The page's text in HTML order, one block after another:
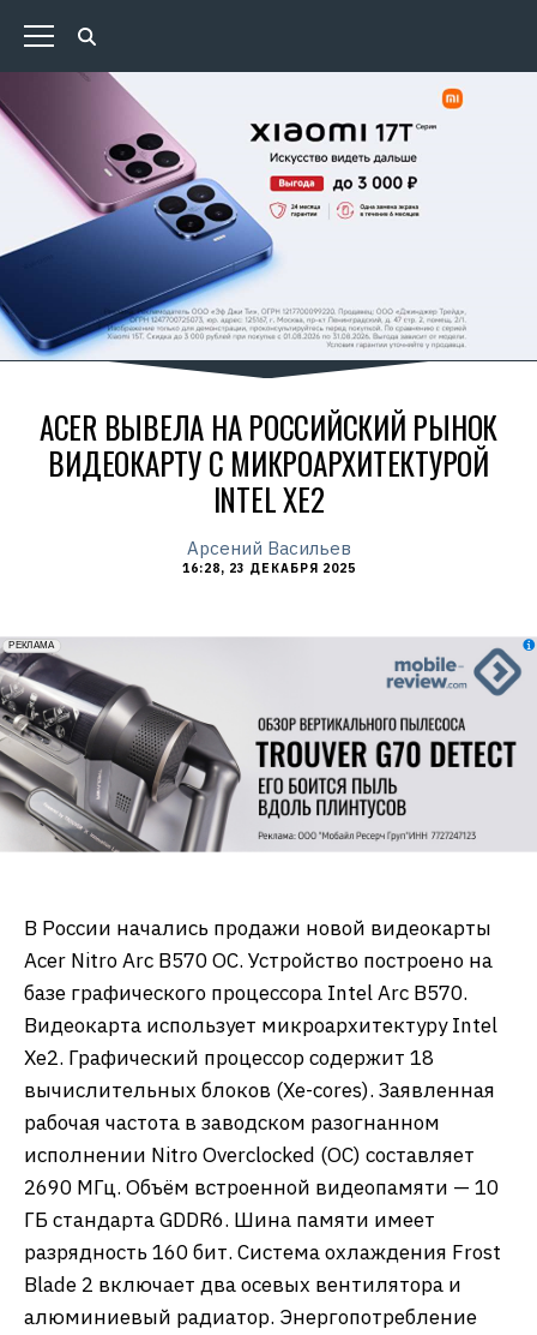
ACER ВЫВЕЛА НА РОССИЙСКИЙ РЫНОК
ВИДЕОКАРТУ С МИКРОАРХИТЕКТУРОЙ
INTEL XE2
Арсений Васильев
16:28, 23 ДЕКАБРЯ 2025
erid: 2VfnxxmNzs5
РЕКЛАМА
В России начались продажи новой видеокарты
Acer Nitro Arc B570 OC. Устройство построено на
базе графического процессора Intel Arc B570.
Видеокарта использует микроархитектуру Intel
Xe2. Графический процессор содержит 18
вычислительных блоков (Xe-cores). Заявленная
рабочая частота в заводском разогнанном
исполнении Nitro Overclocked (OC) составляет
2690 МГц. Объём встроенной видеопамяти — 10
ГБ стандарта GDDR6. Шина памяти имеет
разрядность 160 бит. Система охлаждения Frost
Blade 2 включает два осевых вентилятора и
алюминиевый радиатор. Энергопотребление